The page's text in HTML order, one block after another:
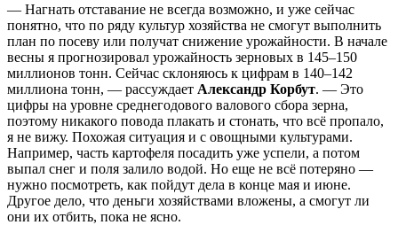
— Нагнать отставание не всегда возможно, и уже сейчас
понятно, что по ряду культур хозяйства не смогут выполнить
план по посеву или получат снижение урожайности. В начале
весны я прогнозировал урожайность зерновых в 145–150
миллионов тонн. Сейчас склоняюсь к цифрам в 140–142
миллиона тонн, — рассуждает Александр Корбут. — Это
цифры на уровне среднегодового валового сбора зерна,
поэтому никакого повода плакать и стонать, что всё пропало,
я не вижу. Похожая ситуация и с овощными культурами.
Например, часть картофеля посадить уже успели, а потом
выпал снег и поля залило водой. Но еще не всё потеряно —
нужно посмотреть, как пойдут дела в конце мая и июне.
Другое дело, что деньги хозяйствами вложены, а смогут ли
они их отбить, пока не ясно.